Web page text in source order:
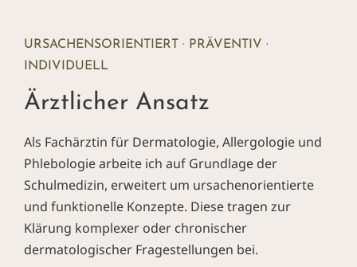
URSACHENSORIENTIERT · PRÄVENTIV ·
INDIVIDUELL
Ärztlicher Ansatz
Als Fachärztin für Dermatologie, Allergologie und
Phlebologie arbeite ich auf Grundlage der
Schulmedizin, erweitert um ursachenorientierte
und funktionelle Konzepte. Diese tragen zur
Klärung komplexer oder chronischer
dermatologischer Fragestellungen bei.